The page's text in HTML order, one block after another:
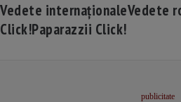
Vedete internaționaleVedete
Click!Paparazzii Click!